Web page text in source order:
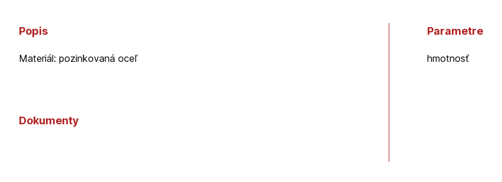
Popis
Materiál: pozinkovaná oceľ
Dokumenty
Parametre
hmotnosť